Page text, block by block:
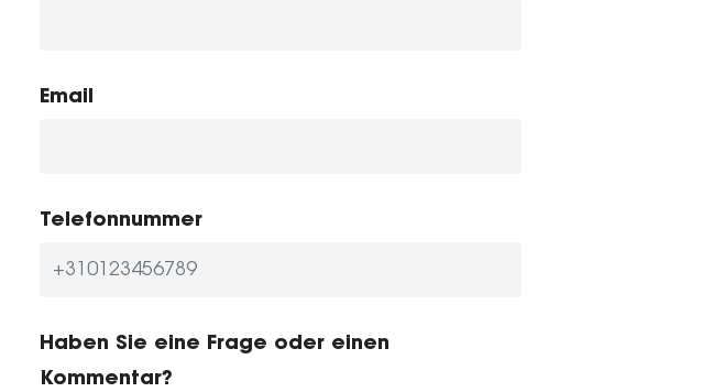
Email
Telefonnummer
Haben Sie eine Frage oder einen
Kommentar?